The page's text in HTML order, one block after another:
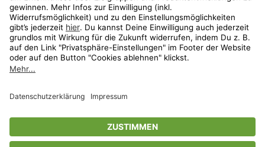
* Streichpreise entsprechen der unverbindlichen Preisempfehlung des